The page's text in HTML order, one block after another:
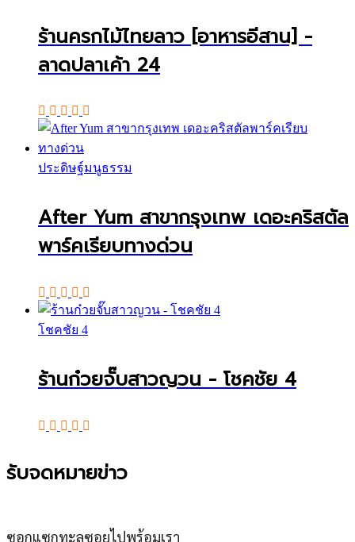
ร้านครกไม้ไทยลาว [อาหารอีสาน] -
ลาดปลาเค้า 24
ประดิษฐ์มนูธรรม
After Yum สาขากรุงเทพ เดอะคริสตัล
พาร์คเรียบทางด่วน
โชคชัย 4
ร้านก๋วยจั๊บสาวญวน - โชคชัย 4
รับจดหมายข่าว
ซอกแซกทะลุซอยไปพร้อมเรา